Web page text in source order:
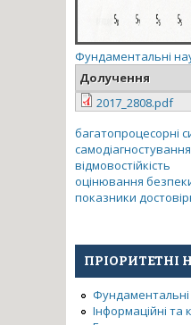
Фундаментальні
Долучення
2017_2808.pdf
багатопроцесорні
самодіагностування
відмовостійкість
оцінювання
показники
ПРІОРИТЕТНІ
Фундаментальні
Інформаційні та